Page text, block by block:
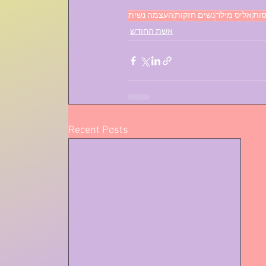
העצמה נשיתנשים חזקותאליס מילר
אשת החודש
Recent Posts